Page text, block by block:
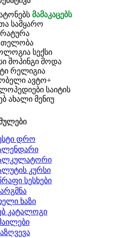
მამაკაცებს
სამყარო
სექსი
შოპინგი მოდა
რელიგია
ავტო+
საიტის
ახალი მენიუ
დრო
კურსი
სესხები
ხაზი
კატალოგი